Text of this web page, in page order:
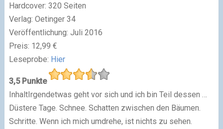
Hardcover: 320 Seiten
Verlag: Oetinger 34
Veröffentlichung: Juli 2016
Preis: 12,99 €
Leseprobe: Hier
3,5 Punkte
InhaltIrgendetwas geht vor sich und ich bin Teil dessen …
Düstere Tage. Schnee. Schatten zwischen den Bäumen.
Schritte. Wenn ich mich umdrehe, ist nichts zu sehen.